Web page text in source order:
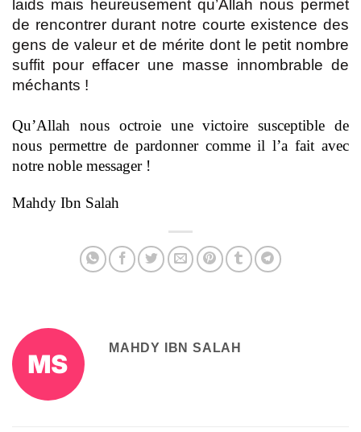
laids mais heureusement qu’Allah nous permet
de rencontrer durant notre courte existence des
gens de valeur et de mérite dont le petit nombre
suffit pour effacer une masse innombrable de
méchants !
Qu’Allah nous octroie une victoire susceptible de
nous permettre de pardonner comme il l’a fait avec
notre noble messager !
Mahdy Ibn Salah
MAHDY IBN SALAH